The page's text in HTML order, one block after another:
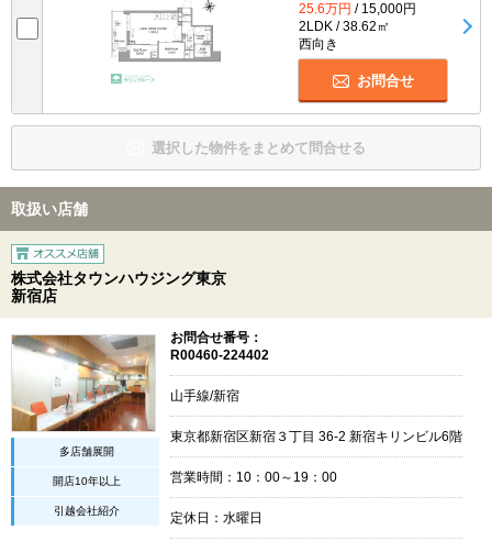
25.6万円 / 15,000円
2LDK / 38.62㎡
西向き
お問合せ
選択した物件をまとめて問合せる
取扱い店舗
株式会社タウンハウジング東京
新宿店
多店舗展開
開店10年以上
引越会社紹介
お問合せ番号：
R00460-224402
山手線/新宿
東京都新宿区新宿３丁目 36-2 新宿キリンビル6階
営業時間：10：00～19：00
定休日：水曜日